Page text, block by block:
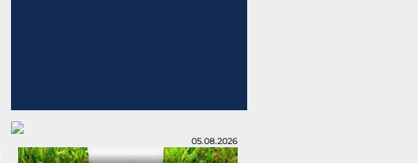
05.08.2026